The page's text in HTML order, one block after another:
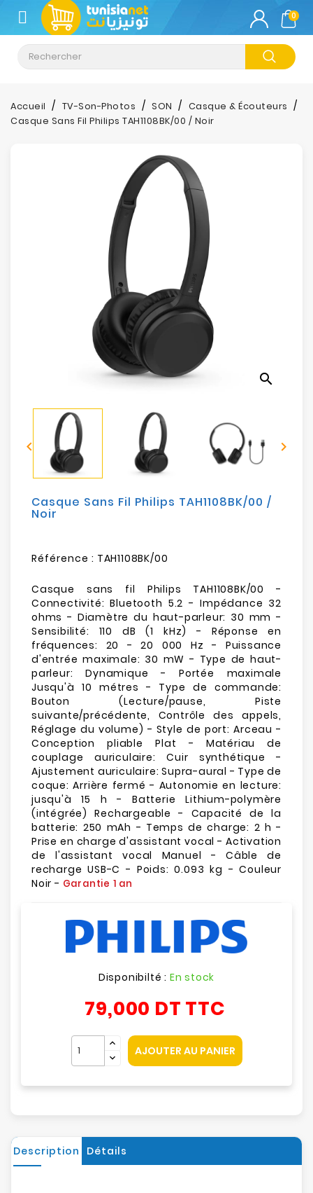
CATÉGORIE
Climatisation
Informatique
Electroménager
Sécurité
Mobilités
0
Accueil TV-Son-Photos SON
Casque & Écouteurs
Casque Sans Fil Philips TAH1108BK/00 / Noir
search
 
Casque Sans Fil Philips TAH1108BK/00 /
Noir
Référence : TAH1108BK/00
Casque sans fil Philips TAH1108BK/00 -
Connectivité: Bluetooth 5.2 - Impédance 32
ohms - Diamètre du haut-parleur: 30 mm -
Sensibilité: 110 dB (1 kHz) - Réponse en
fréquences: 20 - 20 000 Hz - Puissance
d'entrée maximale: 30 mW - Type de haut-
parleur: Dynamique - Portée maximale
Jusqu'à 10 métres - Type de commande:
Bouton (Lecture/pause, Piste
suivante/précédente, Contrôle des appels,
Réglage du volume) - Style de port: Arceau -
Conception pliable Plat - Matériau de
couplage auriculaire: Cuir synthétique -
Ajustement auriculaire: Supra-aural - Type de
coque: Arrière fermé - Autonomie en lecture:
jusqu'à 15 h - Batterie Lithium-polymère
(intégrée) Rechargeable - Capacité de la
batterie: 250 mAh - Temps de charge: 2 h -
Prise en charge d'assistant vocal - Activation
de l'assistant vocal Manuel - Câble de
recharge USB-C - Poids: 0.093 kg - Couleur
Noir - Garantie 1 an
Disponibilté : En stock
79,000 DT TTC
AJOUTER AU PANIER
Description Détails